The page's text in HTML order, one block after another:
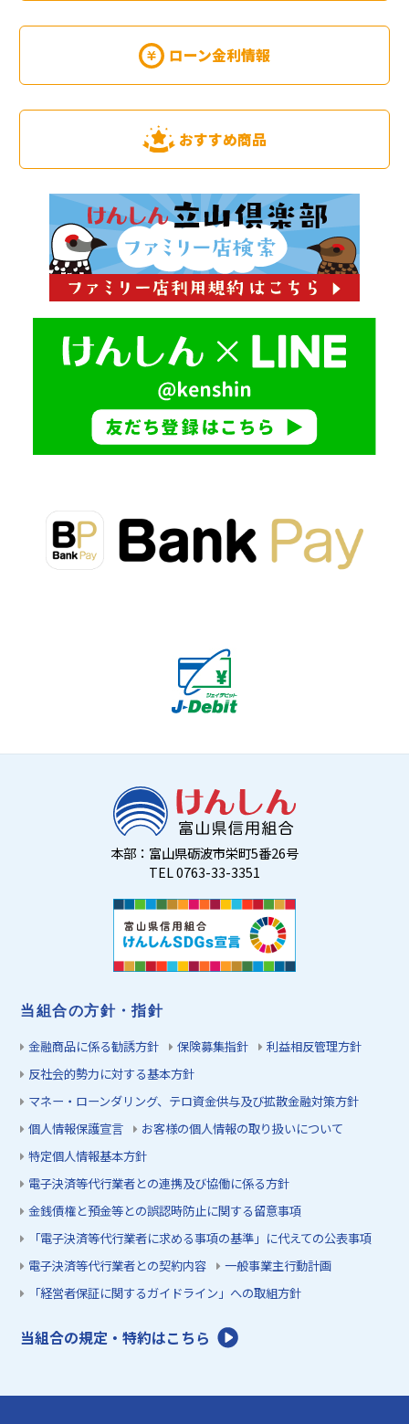
ローン金利情報
おすすめ商品
本部：富山県砺波市栄町5番26号
TEL 0763-33-3351
当組合の方針・指針
金融商品に係る勧誘方針 保険募集指針
利益相反管理方針
反社会的勢力に対する基本方針
マネー・ローンダリング、テロ資金供与及び拡散金融対策方針
個人情報保護宣言
お客様の個人情報の取り扱いについて
特定個人情報基本方針
電子決済等代行業者との連携及び協働に係る方針
金銭債権と預金等との誤認時防止に関する留意事項
「電子決済等代行業者に求める事項の基準」に代えての公表事項
電子決済等代行業者との契約内容
一般事業主行動計画
「経営者保証に関するガイドライン」への取組方針
当組合の規定・特約はこちら